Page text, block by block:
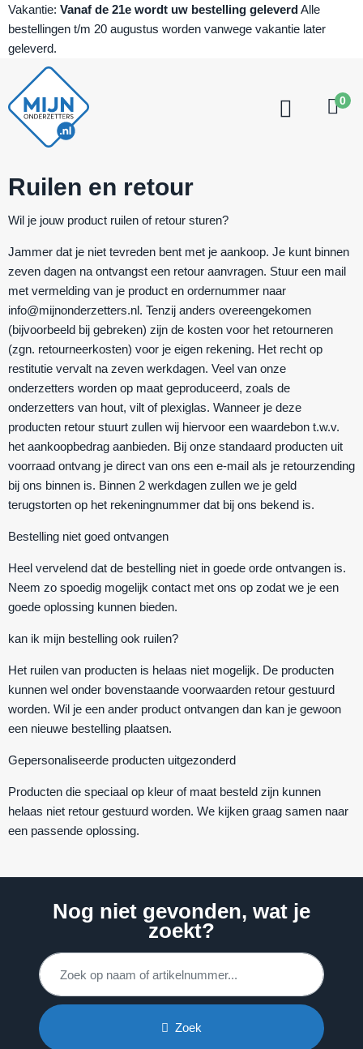
Vakantie: Vanaf de 21e wordt uw bestelling geleverdAlle
bestellingen t/m 20 augustus worden vanwege vakantie later
geleverd.
0
Ruilen en retour
Wil je jouw product ruilen of retour sturen?
Jammer dat je niet tevreden bent met je aankoop. Je kunt binnen
zeven dagen na ontvangst een retour aanvragen. Stuur een mail
met vermelding van je product en ordernummer naar
info@mijnonderzetters.nl. Tenzij anders overeengekomen
(bijvoorbeeld bij gebreken) zijn de kosten voor het retourneren
(zgn. retourneerkosten) voor je eigen rekening. Het recht op
restitutie vervalt na zeven werkdagen. Veel van onze
onderzetters worden op maat geproduceerd, zoals de
onderzetters van hout, vilt of plexiglas. Wanneer je deze
producten retour stuurt zullen wij hiervoor een waardebon t.w.v.
het aankoopbedrag aanbieden. Bij onze standaard producten uit
voorraad ontvang je direct van ons een e-mail als je retourzending
bij ons binnen is. Binnen 2 werkdagen zullen we je geld
terugstorten op het rekeningnummer dat bij ons bekend is.
Bestelling niet goed ontvangen
Heel vervelend dat de bestelling niet in goede orde ontvangen is.
Neem zo spoedig mogelijk contact met ons op zodat we je een
goede oplossing kunnen bieden.
kan ik mijn bestelling ook ruilen?
Het ruilen van producten is helaas niet mogelijk. De producten
kunnen wel onder bovenstaande voorwaarden retour gestuurd
worden. Wil je een ander product ontvangen dan kan je gewoon
een nieuwe bestelling plaatsen.
Gepersonaliseerde producten uitgezonderd
Producten die speciaal op kleur of maat besteld zijn kunnen
helaas niet retour gestuurd worden. We kijken graag samen naar
een passende oplossing.
Nog niet gevonden, wat je
zoekt?
Zoek